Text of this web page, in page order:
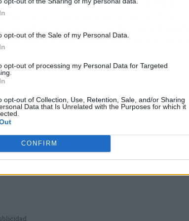
opt-out of the Sale of my Personal Data.
opt-out of processing my Personal Data for Targeted
opt-out of Collection, Use, Retention, Sale, and/or Sharing
Data that Is Unrelated with the Purposes for which it
CONFIRM
los esfuerzos, necesitamos la compresión,
navarra para aplanar la curva. "Este
es un trabajo colectivo de
en este esfuerzo necesitamos la